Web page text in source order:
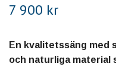
7 900 kr
En kvalitetssäng med
och naturliga material